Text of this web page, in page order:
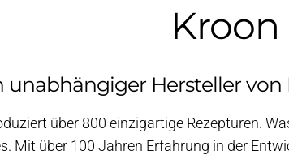
Kroon
unabhängiger Hersteller
über 800 einzigartige Rezepturen.
Mit über 100 Jahren Erfahrung in der